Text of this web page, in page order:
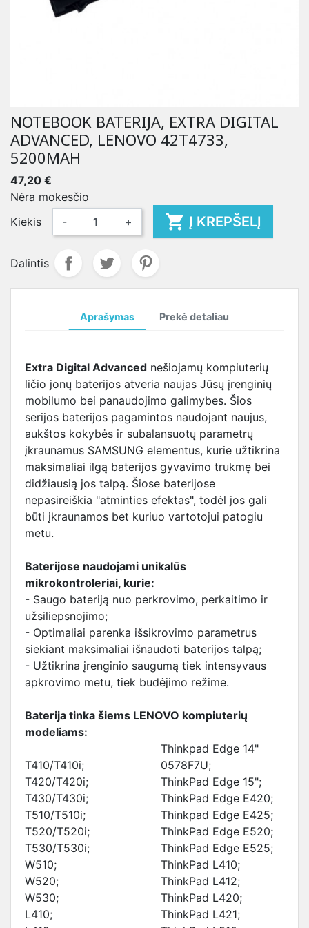
NOTEBOOK BATERIJA, EXTRA DIGITAL
ADVANCED, LENOVO 42T4733,
5200MAH
47,20 €
Nėra mokesčio
Kiekis
- +  Į KREPŠELĮ
Dalintis
Aprašymas Prekė detaliau
Extra Digital Advanced nešiojamų kompiuterių
ličio jonų baterijos atveria naujas Jūsų įrenginių
mobilumo bei panaudojimo galimybes. Šios
serijos baterijos pagamintos naudojant naujus,
aukštos kokybės ir subalansuotų parametrų
įkraunamus SAMSUNG elementus, kurie užtikrina
maksimaliai ilgą baterijos gyvavimo trukmę bei
didžiausią jos talpą. Šiose baterijose
nepasireiškia "atminties efektas", todėl jos gali
būti įkraunamos bet kuriuo vartotojui patogiu
metu.
Baterijose naudojami unikalūs
mikrokontroleriai, kurie:
- Saugo bateriją nuo perkrovimo, perkaitimo ir
užsiliepsnojimo;
- Optimaliai parenka išsikrovimo parametrus
siekiant maksimaliai išnaudoti baterijos talpą;
- Užtikrina įrenginio saugumą tiek intensyvaus
apkrovimo metu, tiek budėjimo režime.
Baterija tinka šiems LENOVO kompiuterių
modeliams:
T410/T410i;
T420/T420i;
T430/T430i;
T510/T510i;
T520/T520i;
T530/T530i;
W510;
W520;
W530;
L410;
Thinkpad Edge 14"
0578F7U;
ThinkPad Edge 15";
ThinkPad Edge E420;
Thinkpad Edge E425;
ThinkPad Edge E520;
ThinkPad Edge E525;
ThinkPad L410;
ThinkPad L412;
ThinkPad L420;
ThinkPad L421;